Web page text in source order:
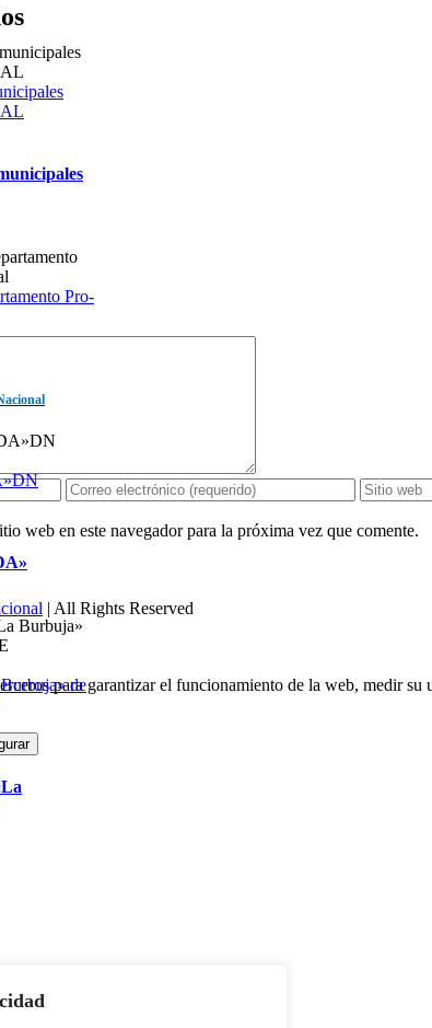
Pro-
de
web en este navegador para la próxima vez que comente.
| All Rights Reserved
para garantizar el funcionamiento de la web, medir